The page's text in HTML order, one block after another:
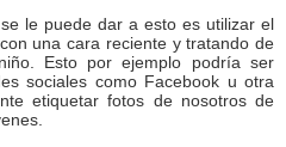
le puede dar a esto es utilizar el
una cara reciente y tratando de
Esto por ejemplo podría ser
sociales como Facebook u otra
etiquetar fotos de nosotros de